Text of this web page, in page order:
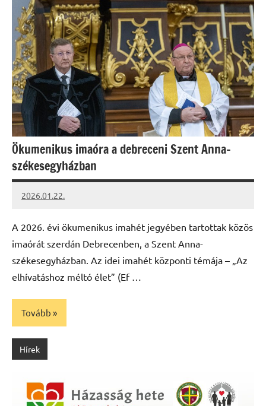
Ökumenikus imaóra a debreceni Szent Anna-
székesegyházban
2026.01.22.
Leiszt
A 2026. évi ökumenikus imahét jegyében tartottak közös
imaórát szerdán Debrecenben, a Szent Anna-
székesegyházban. Az idei imahét központi témája – „Az
elhívatáshoz méltó élet” (Ef …
Tovább
Hírek